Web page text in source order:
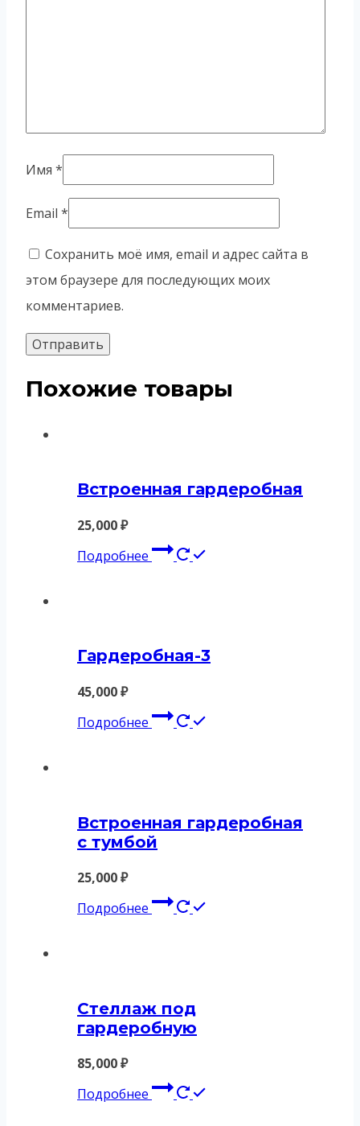
Имя *
Email *
Сохранить моё имя, email и адрес сайта в
этом браузере для последующих моих
комментариев.
Похожие товары
Встроенная гардеробная
25,000₽
Подробнее
Гардеробная-3
45,000₽
Подробнее
Встроенная гардеробная
с тумбой
25,000₽
Подробнее
Стеллаж под
гардеробную
85,000₽
Подробнее